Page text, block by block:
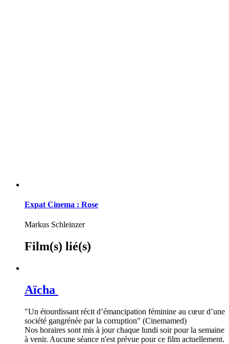
Expat Cinema : Rose
Markus Schleinzer
Film(s) lié(s)
Aïcha
"Un étourdissant récit d’émancipation féminine au cœur d’une
société gangrénée par la corruption" (Cinemamed)
Nos horaires sont mis à jour chaque lundi soir pour la semaine
à venir. Aucune séance n'est prévue pour ce film actuellement.